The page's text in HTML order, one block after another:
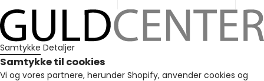
Samtykke Detaljer
Samtykke til cookies
Vi og vores partnere, herunder Shopify, anvender cookies og